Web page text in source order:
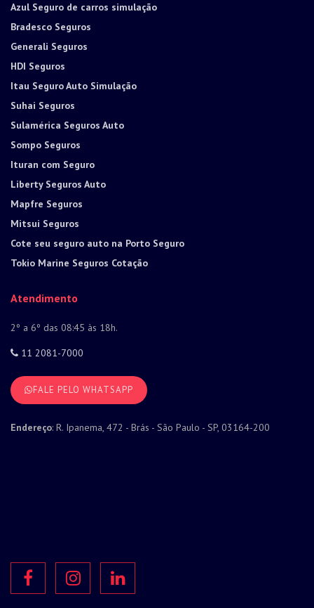
Azul Seguro de carros simulação
Bradesco Seguros
Generali Seguros
HDI Seguros
Itau Seguro Auto Simulação
Suhai Seguros
Sulamérica Seguros Auto
Sompo Seguros
Ituran com Seguro
Liberty Seguros Auto
Mapfre Seguros
Mitsui Seguros
Cote seu seguro auto na Porto Seguro
Tokio Marine Seguros Cotação
Atendimento
2º a 6º das 08:45 às 18h.
11 2081-7000
FALE PELO WHATSAPP
Endereço: R. Ipanema, 472 - Brás - São Paulo - SP, 03164-200